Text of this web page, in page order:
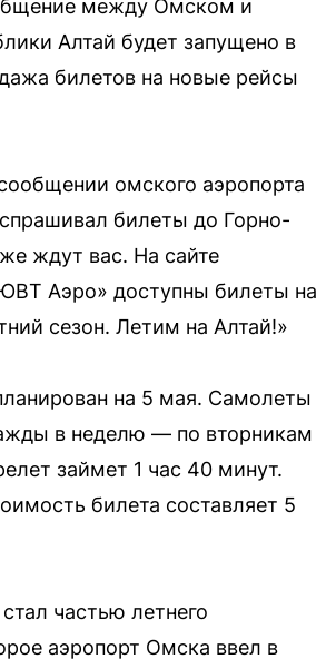
между Омском и
Алтай будет запущено в
билетов на новые рейсы
омского аэропорта
билеты до Горно-
ждут вас. На сайте
Аэро» доступны билеты на
сезон. Летим на Алтай!»
на 5 мая. Самолеты
в неделю — по вторникам
займет 1 час 40 минут.
билета составляет 5
частью летнего
аэропорт Омска ввел в